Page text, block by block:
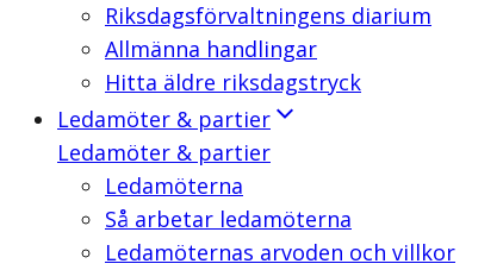
Riksdagsförvaltningens diarium
Allmänna handlingar
Hitta äldre riksdagstryck
Ledamöter & partier
Ledamöter & partier
Ledamöterna
Så arbetar ledamöterna
Ledamöternas arvoden och villkor